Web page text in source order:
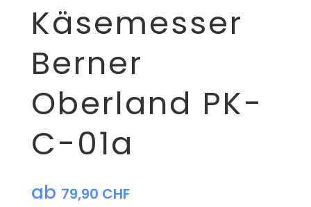
Käsemesser
Berner
Oberland PK-
C-01a
ab 79,90 CHF